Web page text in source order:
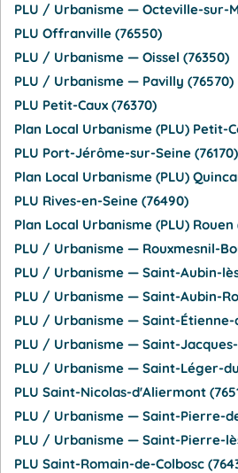
PLU / Urbanisme — Octeville-sur-
PLU Offranville (76550)
PLU / Urbanisme — Oissel (76350)
PLU / Urbanisme — Pavilly (76570)
PLU Petit-Caux (76370)
Plan Local Urbanisme (PLU) Petit-
PLU Port-Jérôme-sur-Seine (76170)
Plan Local Urbanisme (PLU)
PLU Rives-en-Seine (76490)
Plan Local Urbanisme (PLU) Rouen
PLU / Urbanisme — Rouxmesnil-
PLU / Urbanisme — Saint-Aubin-
PLU / Urbanisme — Saint-Aubin-
PLU / Urbanisme — Saint-Étienne-
PLU / Urbanisme — Saint-
PLU / Urbanisme — Saint-Léger-
PLU Saint-Nicolas-d'Aliermont
PLU / Urbanisme — Saint-Pierre-
PLU / Urbanisme — Saint-Pierre-
PLU Saint-Romain-de-Colbosc